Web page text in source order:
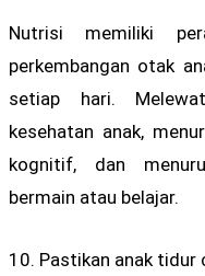
Nutrisi memiliki
perkembangan otak
setiap hari.
kesehatan anak,
kognitif, dan
bermain atau belajar.
10. Pastikan anak tidur